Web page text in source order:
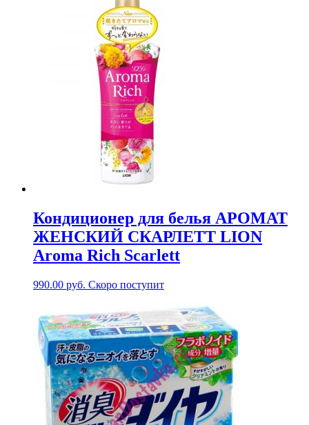
Кондиционер для белья АРОМАТ
ЖЕНСКИЙ СКАРЛЕТТ LION
Aroma Rich Scarlett
990.00 руб. Скоро поступит